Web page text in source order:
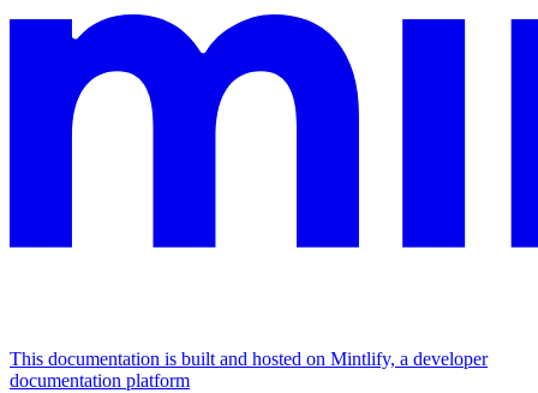
This documentation is built and hosted on Mintlify, a developer
documentation platform